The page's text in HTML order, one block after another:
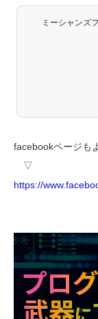
ミーシャンズ
facebookページも
▽
https://